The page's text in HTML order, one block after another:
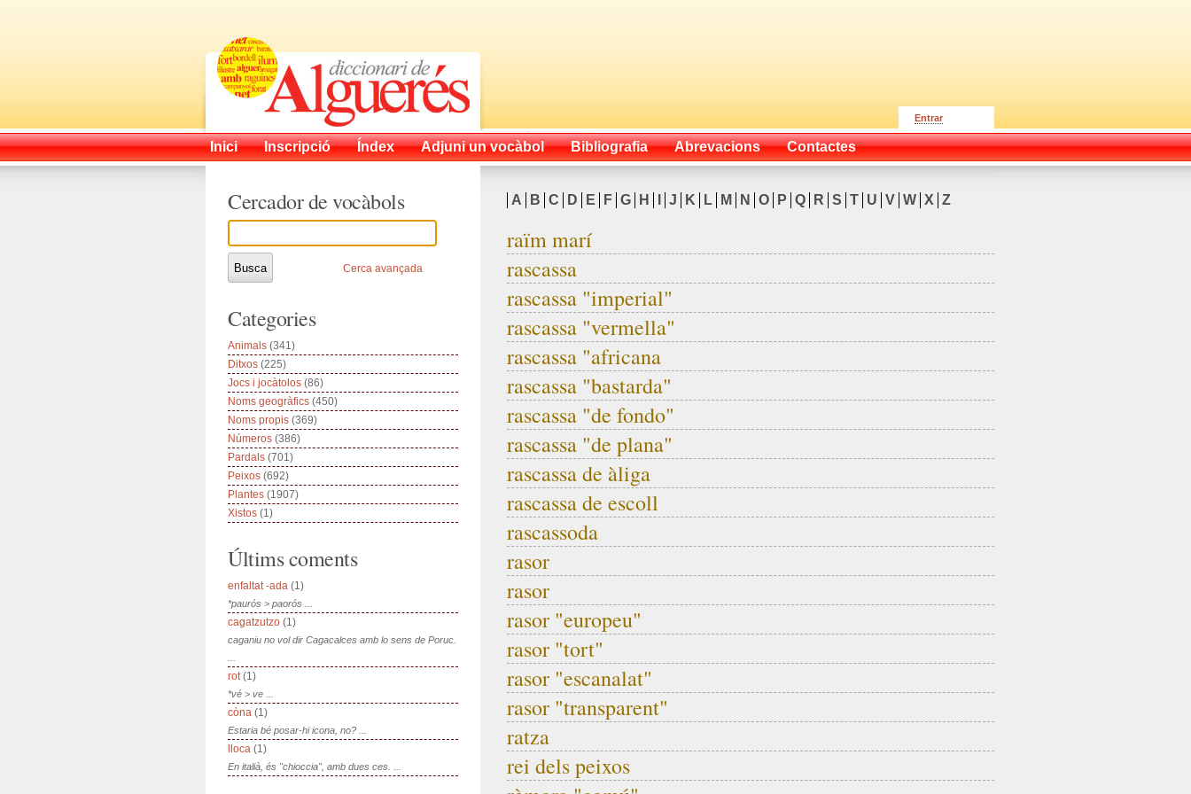
Entrar
Inici Inscripció Índex Adjuni un vocàbol Bibliografia Abrevacions Contactes
A B C D E F G H J K L M N O P Q R S T U V W X Z
raïm marí
rascassa
rascassa "imperial"
rascassa "vermella"
rascassa "africana
rascassa "bastarda"
rascassa "de fondo"
rascassa "de plana"
rascassa de àliga
rascassa de escoll
rascassoda
rasor
rasor
rasor "europeu"
rasor "tort"
rasor "escanalat"
rasor "transparent"
ratza
rei dels peixos
Cercador de vocàbols
Cerca avançada
Categories
Animals (341)
Ditxos (225)
Jocs i jocàtolos (86)
Noms geogràfics (450)
Noms propis (369)
Números (386)
Pardals (701)
Peixos (692)
Plantes (1907)
Xistos (1)
Últims coments
enfaltat -ada (1)
*paurós > paorós ...
cagatzutzo (1)
caganiu no vol dir Cagacalces amb lo sens de Poruc.
rot(1)
*vé > ve ...
còna (1)
Estaria bé posar-hi icona, no? ...
lloca (1)
En italià, és "chioccia", amb dues ces. ...